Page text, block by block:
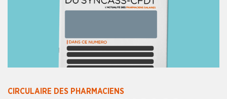
CIRCULAIRE DES PHARMACIENS